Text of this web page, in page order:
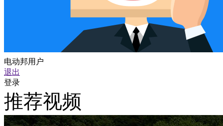
电动邦用户
退出
登录
推荐视频